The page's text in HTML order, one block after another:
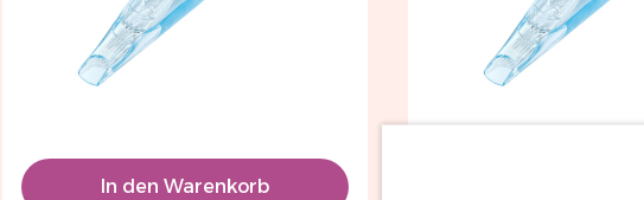
In den Warenkorb In den